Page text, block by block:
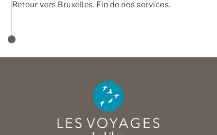
Retour vers Bruxelles. Fin de nos services.